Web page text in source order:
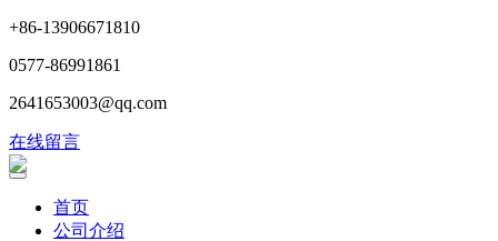
+86-13906671810
0577-86991861
2641653003@qq.com
在线留言
首页
公司介绍